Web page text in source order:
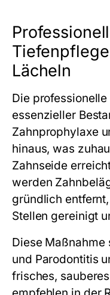
Lächeln
Die
essenzieller
Zahnprophylaxe
hinaus, was
Zahnseide
werden
gründlich
Stellen gereinigt
Diese
und Parodontitis
frisches,